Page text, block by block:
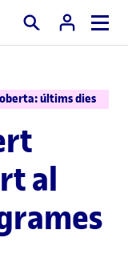
Cercar
últims dies
al